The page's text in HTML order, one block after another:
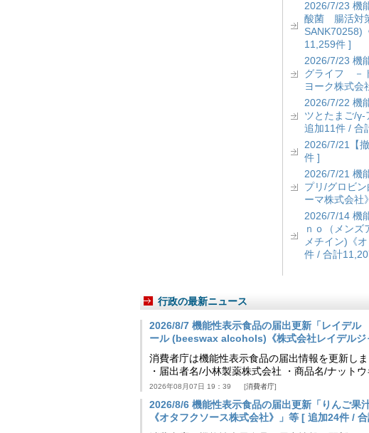
2026/7/23 機
酸菌 腸活対
SANK70258)
11,259件 ]
2026/7/23 機
グライフ －
ヨーク株式会
2026/7/22 機
ツとたまご/
追加11件 / 合
2026/7/21【
件 ]
2026/7/21 機
プリ/グロビ
ーマ株式会社
2026/7/14 機
ｎｏ（メンズ
メチイン)《
件 / 合計
行政の最新ニュース
2026/8/7 機能性表示食品の届出更新「レイデ
ール (beeswax alcohols)《株式会社レイデル
消費者庁は機能性表示食品の届出情報を更新し
・届出者名/小林製薬株式会社 ・商品名/ナット
2026年08月07日 19：39 消費者庁
2026/8/6 機能性表示食品の届出更新「りんご果
《オタフクソース株式会社》」等 [ 追加24件 /